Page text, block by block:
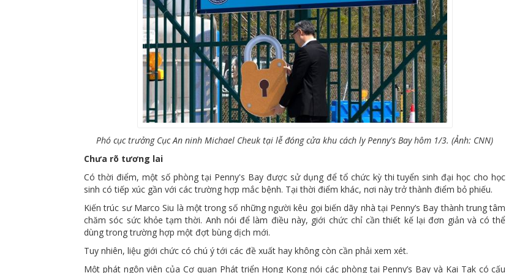
Phó cục trưởng Cục An ninh Michael Cheuk tại lễ đóng cửa khu cách ly Penny's Bay hôm 1/3. (Ảnh: CNN)
Chưa rõ tương lai
Có thời điểm, một số phòng tại Penny's Bay được sử dụng để tổ chức kỳ thi tuyển sinh đại học cho học
sinh có tiếp xúc gần với các trường hợp mắc bệnh. Tại thời điểm khác, nơi này trở thành điểm bỏ phiếu.
Kiến trúc sư Marco Siu là một trong số những người kêu gọi biến dãy nhà tại Penny’s Bay thành trung tâm
chăm sóc sức khỏe tạm thời. Anh nói để làm điều này, giới chức chỉ cần thiết kế lại đơn giản và có thể
dùng trong trường hợp một đợt bùng dịch mới.
Tuy nhiên, liệu giới chức có chú ý tới các đề xuất hay không còn cần phải xem xét.
Một phát ngôn viên của Cơ quan Phát triển Hong Kong nói các phòng tại Penny’s Bay và Kai Tak có cấu